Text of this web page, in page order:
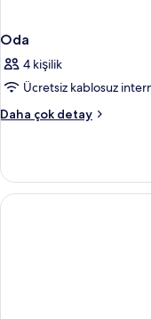
Oda
4 kişilik
Ücretsiz kablosuz
Daha çok detay
Oda
detay